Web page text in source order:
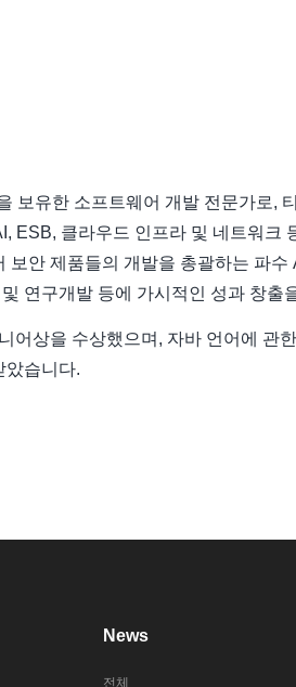
보유한 소프트웨어 개발 전문가로,
ESB, 클라우드 인프라 및 네트워크
안 제품들의 개발을 총괄하는 파
연구개발 등에 가시적인 성과 창출
어상을 수상했으며, 자바 언어에 관
았습니다.
News
전체